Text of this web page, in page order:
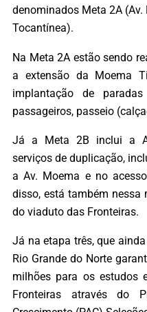
denominados Meta 2A
Tocantínea).
Na Meta 2A estão sendo
a extensão da Moema
implantação de
passageiros, passeio
Já a Meta 2B inclui a
serviços de duplicação,
a Av. Moema e no
disso, está também nessa
do viaduto das Fronteiras.
Já na etapa três, que
Rio Grande do Norte
milhões para os estudos
Fronteiras através do